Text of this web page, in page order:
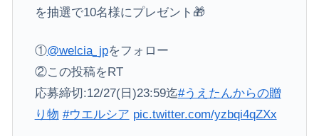
を抽選で10名様にプレゼント🎁
①@welcia_jpをフォロー
②この投稿をRT
応募締切:12/27(日)23:59迄#うえたんからの贈
り物 #ウエルシア pic.twitter.com/yzbqi4qZXx